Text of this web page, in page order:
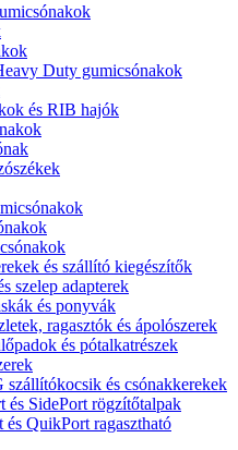
Duty gumicsónakok
és RIB hajók
és szállító kiegészítők
szelep adapterek
és ponyvák
ragasztók és ápolószerek
és pótalkatrészek
és csónakkerekek
SidePort rögzítőtalpak
QuikPort ragasztható